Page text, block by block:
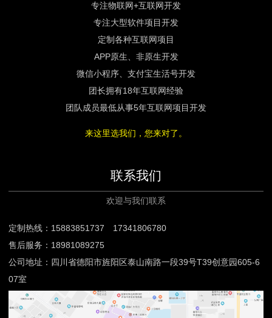
专注物联网+互联网开发
专注大型软件项目开发
定制各种互联网项目
APP原生、非原生开发
微信小程序、支付宝生活号开发
团长拥有18年互联网经验
团队成员最低从事5年互联网项目开发
来这里选我们，您来对了。
联系我们
欢迎与我们联系
定制热线：15883851737 17341806780
售后服务：18981089275
公司地址：四川省德阳市旌阳区泰山南路一段39号T39创意园605-6
07室